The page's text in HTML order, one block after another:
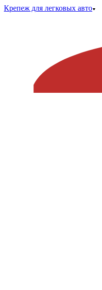
Крепеж для легковых авто